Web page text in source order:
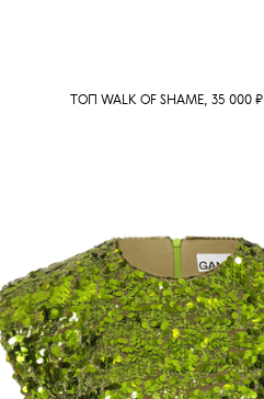
ТОП WALK OF SHAME, 35 000 ₽